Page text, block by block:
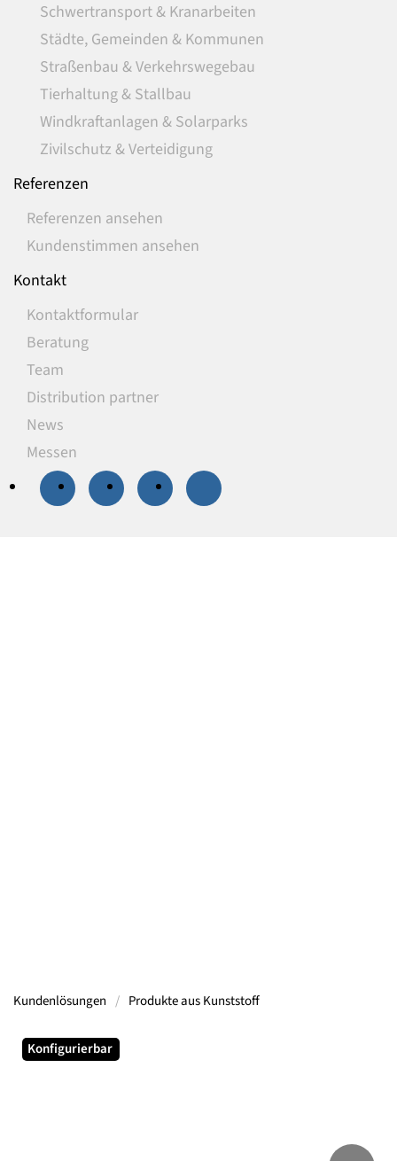
Schwertransport & Kranarbeiten
Städte, Gemeinden & Kommunen
Straßenbau & Verkehrswegebau
Tierhaltung & Stallbau
Windkraftanlagen & Solarparks
Zivilschutz & Verteidigung
Referenzen
Referenzen ansehen
Kundenstimmen ansehen
Kontakt
Kontaktformular
Beratung
Team
Distribution partner
News
Messen
Kundenlösungen Produkte aus Kunststoff
Konfigurierbar